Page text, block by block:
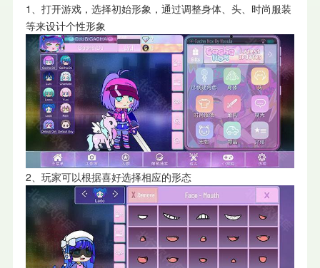
1、打开游戏，选择初始形象，通过调整身体、头、时尚服装
等来设计个性形象
2、玩家可以根据喜好选择相应的形态